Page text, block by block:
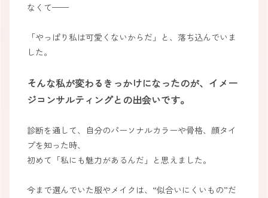
なくて——
「やっぱり私は可愛くないからだ」と、落ち込んでいま
した。
そんな私が変わるきっかけになったのが、イメー
ジコンサルティングとの出会いです。
診断を通して、自分のパーソナルカラーや骨格、顔タイ
プを知った時、
初めて「私にも魅力があるんだ」と思えました。
今まで選んでいた服やメイクは、“似合いにくいもの”だ